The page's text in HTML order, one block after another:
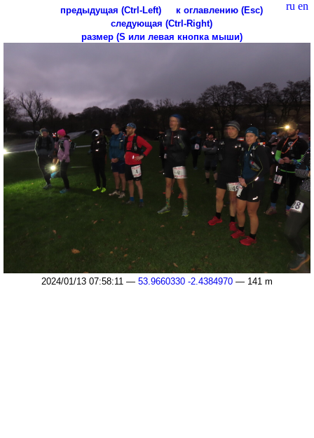
ru en
предыдущая (Ctrl-Left)
к оглавлению (Esc)
следующая (Ctrl-Right)
размер (S или левая кнопка мыши)
2024/01/13 07:58:11 — 53.9660330 -2.4384970 — 141 m